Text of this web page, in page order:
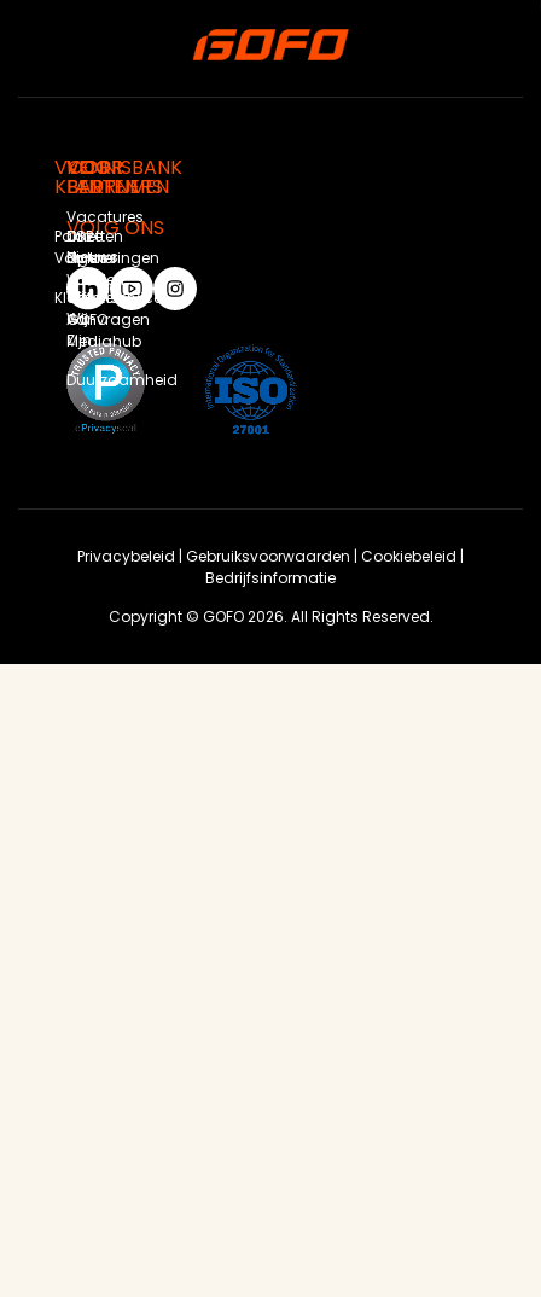
VOLG ONS
VOOR
KLANTEN
Pakketten
Volgen
Klantenservice
VOOR
BEDRIJVEN
Onze
Oplossingen
Offerte
Aanvragen
VOOR
PARTNERS
DSP
Partner
Worden
GOFO
Mediahub
KENNISBANK
Vacatures
Nieuws
Wie
Wij
Zijn
Duurzaamheid
Privacybeleid | Gebruiksvoorwaarden | Cookiebeleid |
Bedrijfsinformatie
Copyright © GOFO 2026. All Rights Reserved.